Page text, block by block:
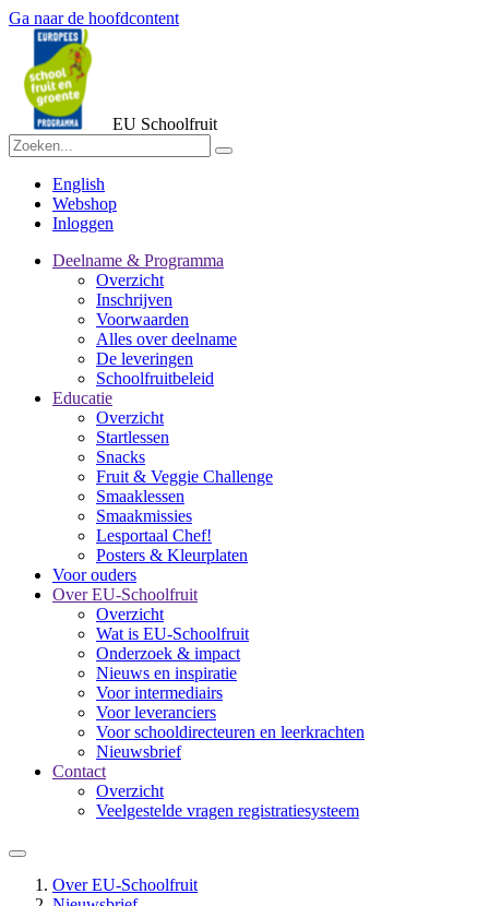
Ga naar de hoofdcontent
EU Schoolfruit
English
Webshop
Inloggen
Deelname & Programma
Overzicht
Inschrijven
Voorwaarden
Alles over deelname
De leveringen
Schoolfruitbeleid
Educatie
Overzicht
Startlessen
Snacks
Fruit & Veggie Challenge
Smaaklessen
Smaakmissies
Lesportaal Chef!
Posters & Kleurplaten
Voor ouders
Over EU-Schoolfruit
Overzicht
Wat is EU-Schoolfruit
Onderzoek & impact
Nieuws en inspiratie
Voor intermediairs
Voor leveranciers
Voor schooldirecteuren en leerkrachten
Nieuwsbrief
Contact
Overzicht
Veelgestelde vragen registratiesysteem
Over EU-Schoolfruit